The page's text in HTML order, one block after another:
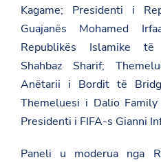
Kagame; Presidenti i
Guajanës Mohamed
Republikës Islamike të
Shahbaz Sharif;
Anëtarii i Bordit të
Themeluesi i Dalio
Presidenti i FIFA-s Gianni
Paneli u moderua nga